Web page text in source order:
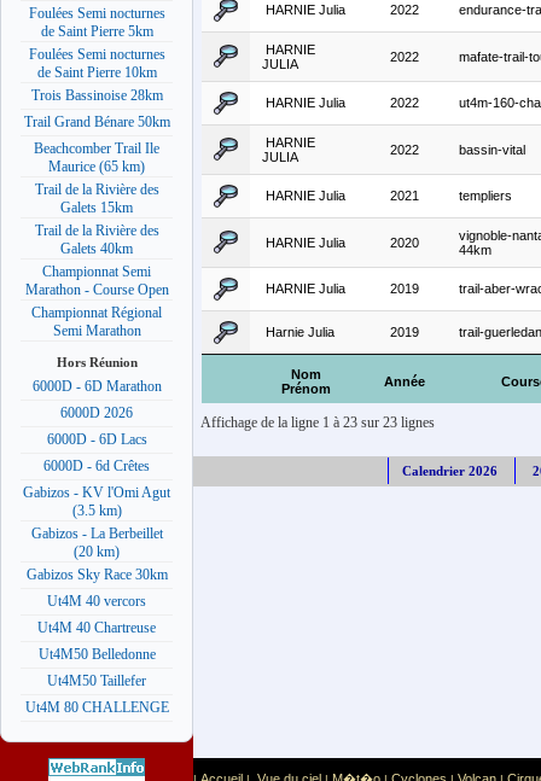
Foulées Semi nocturnes
de Saint Pierre 5km
Foulées Semi nocturnes
de Saint Pierre 10km
Trois Bassinoise 28km
Trail Grand Bénare 50km
Beachcomber Trail Ile
Maurice (65 km)
Trail de la Rivière des
Galets 15km
Trail de la Rivière des
Galets 40km
Championnat Semi
Marathon - Course Open
Championnat Régional
Semi Marathon
Hors Réunion
6000D - 6D Marathon
6000D 2026
6000D - 6D Lacs
6000D - 6d Crêtes
Gabizos - KV l'Omi Agut
(3.5 km)
Gabizos - La Berbeillet
(20 km)
Gabizos Sky Race 30km
Ut4M 40 vercors
Ut4M 40 Chartreuse
Ut4M50 Belledonne
Ut4M50 Taillefer
Ut4M 80 CHALLENGE
Nom
Prénom
Année
HARNIE Julia 2022 endurance-
HARNIE
JULIA
2022 mafate-trail-
HARNIE Julia 2022 ut4m-160-
HARNIE
JULIA
2022 bassin-vital
HARNIE Julia 2021 templiers
HARNIE Julia 2020
vignoble-
44km
HARNIE Julia 2019 trail-aber-
Harnie Julia 2019 trail-
Affichage de la ligne 1 à 23 sur 23 lignes
Calendrier 2026